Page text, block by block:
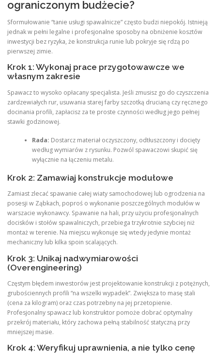
ograniczonym budżecie?
Sformułowanie “tanie usługi spawalnicze” często budzi niepokój. Istnieją
jednak w pełni legalne i profesjonalne sposoby na obniżenie kosztów
inwestycji bez ryzyka, że konstrukcja runie lub pokryje się rdzą po
pierwszej zimie.
Krok 1: Wykonaj prace przygotowawcze we
własnym zakresie
Spawacz to wysoko opłacany specjalista. Jeśli zmusisz go do czyszczenia
zardzewiałych rur, usuwania starej farby szczotką drucianą czy ręcznego
docinania profili, zapłacisz za te proste czynności według jego pełnej
stawki godzinowej.
Rada: Dostarcz materiał oczyszczony, odtłuszczony i docięty
według wymiarów z rysunku. Pozwól spawaczowi skupić się
wyłącznie na łączeniu metalu.
Krok 2: Zamawiaj konstrukcje modułowe
Zamiast zlecać spawanie całej wiaty samochodowej lub ogrodzenia na
posesji w Ząbkach, poproś o wykonanie poszczególnych modułów w
warszacie wykonawcy. Spawanie na hali, przy użyciu profesjonalnych
docisków i stołów spawalniczych, przebiega trzykrotnie szybciej niż
montaż w terenie. Na miejscu wykonuje się wtedy jedynie montaż
mechaniczny lub kilka spoin scalających.
Krok 3: Unikaj nadwymiarowości
(Overengineering)
Częstym błędem inwestorów jest projektowanie konstrukcji z potężnych,
grubościennych profili “na wszelki wypadek”. Zwiększa to masę stali
(cena za kilogram) oraz czas potrzebny na jej przetopienie.
Profesjonalny spawacz lub konstruktor pomoże dobrać optymalny
przekrój materiału, który zachowa pełną stabilność statyczną przy
mniejszej masie.
Krok 4: Weryfikuj uprawnienia, a nie tylko cenę